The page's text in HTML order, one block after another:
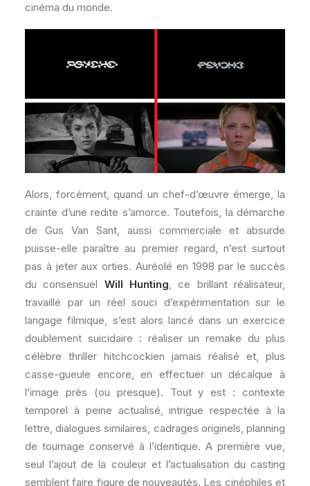
cinéma du monde.
Alors, forcément, quand un chef-d’œuvre émerge, la
crainte d’une redite s’amorce. Toutefois, la démarche
de Gus Van Sant, aussi commerciale et absurde
puisse-elle paraître au premier regard, n’est surtout
pas à jeter aux orties. Auréolé en 1998 par le succès
du consensuel Will Hunting , ce brillant réalisateur,
travaillé par un réel souci d’expérimentation sur le
langage filmique, s’est alors lancé dans un exercice
doublement suicidaire : réaliser un remake du plus
célèbre thriller hitchcockien jamais réalisé et, plus
casse-gueule encore, en effectuer un décalque à
l’image près (ou presque). Tout y est : contexte
temporel à peine actualisé, intrigue respectée à la
lettre, dialogues similaires, cadrages originels, planning
de tournage conservé à l’identique. A première vue,
seul l’ajout de la couleur et l’actualisation du casting
semblent faire figure de nouveautés. Les cinéphiles et